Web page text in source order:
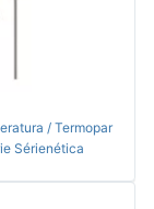
/ Termopar
Sérienética